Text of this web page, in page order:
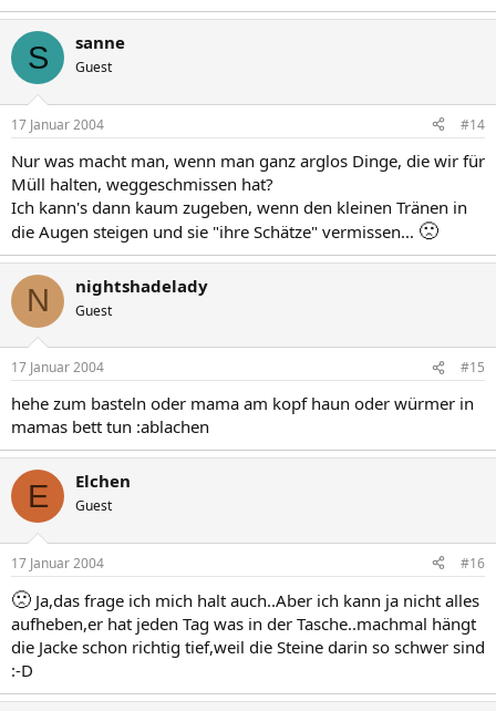
S sanne
Guest
17 Januar 2004 #14
Nur was macht man, wenn man ganz arglos Dinge, die wir für
Müll halten, weggeschmissen hat?
Ich kann's dann kaum zugeben, wenn den kleinen Tränen in
die Augen steigen und sie "ihre Schätze" vermissen... 🙁
N nightshadelady
Guest
17 Januar 2004 #15
hehe zum basteln oder mama am kopf haun oder würmer in
mamas bett tun :ablachen
E Elchen
Guest
17 Januar 2004 #16
🙁 Ja,das frage ich mich halt auch..Aber ich kann ja nicht alles
aufheben,er hat jeden Tag was in der Tasche..machmal hängt
die Jacke schon richtig tief,weil die Steine darin so schwer sind
:-D